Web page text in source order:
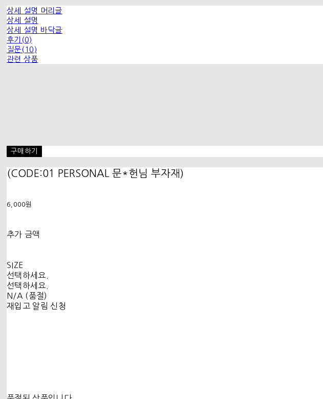
상세 설명 머리글
상세 설명
상세 설명 바닥글
후기(0)
질문(10)
관련 상품
구매하기
(CODE:01 PERSONAL 문*헌님 부자재)
6,000원
추가 금액
SIZE
선택하세요.
선택하세요.
N/A (품절)
재입고 알림 신청